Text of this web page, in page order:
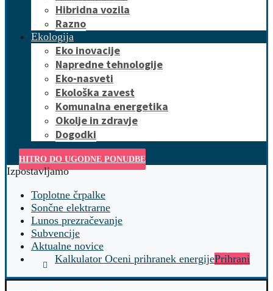
Hibridna vozila
Razno
Ekologija
Eko inovacije
Napredne tehnologije
Eko-nasveti
Ekološka zavest
Komunalna energetika
Okolje in zdravje
Dogodki
HITRO DO UGODNE PONUDBE
Izpostavljamo
Toplotne črpalke
Sončne elektrarne
Lunos prezračevanje
Subvencije
Aktualne novice
Kalkulator Oceni prihranek energijePrihrani